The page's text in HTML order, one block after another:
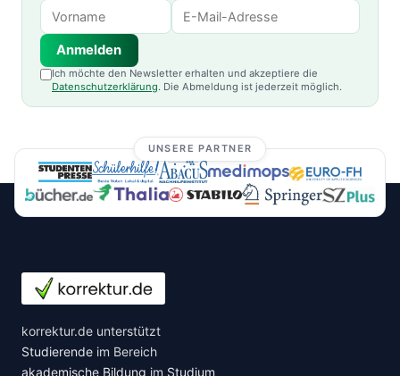
Anmelden
Ich möchte den Newsletter erhalten und akzeptiere die
Datenschutzerklärung. Die Abmeldung ist jederzeit möglich.
UNSERE PARTNER
korrektur.de unterstützt
Studierende im Bereich
akademische Bildung im Studium